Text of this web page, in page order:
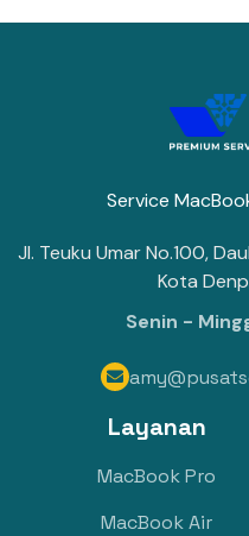
Service
Jl. Teuku Umar No.100,
Kota
Senin -

Layanan
MacBook Pro
MacBook Air